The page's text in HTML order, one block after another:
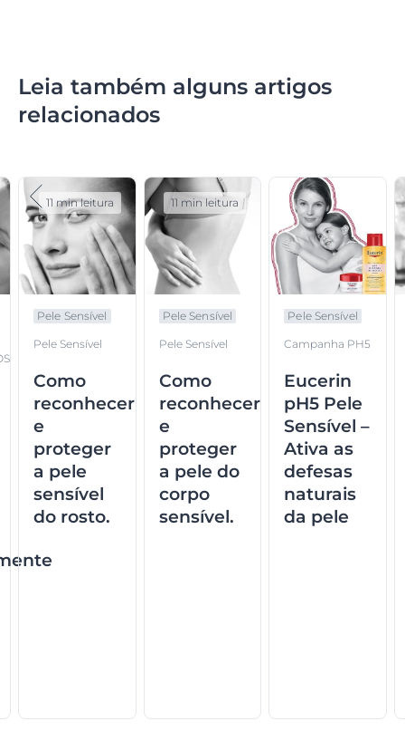
Leia também alguns artigos
relacionados
Pele Sensível
Pele Sensível
Como
reconhecer
e
proteger
a pele
sensível
do rosto.
11 min leitura
Pele Sensível
Pele Sensível
Como
reconhecer
e
proteger
a pele do
corpo
sensível.
11 min leitura
Pele Sensível
Campanha PH5
Eucerin
pH5 Pele
Sensível –
Ativa as
defesas
naturais
da pele